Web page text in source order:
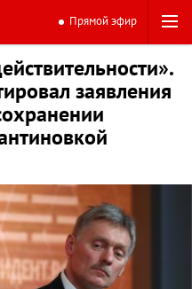
Прямой эфир
заявления